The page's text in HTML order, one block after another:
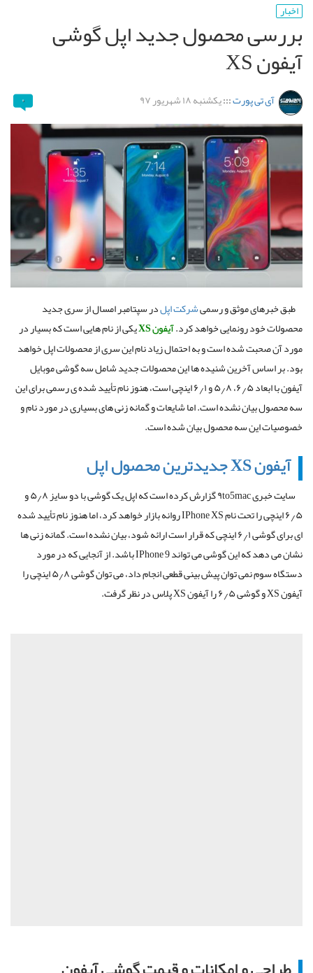
اخبار
بررسی محصول جدید اپل گوشی
آیفون XS
آی تی پورت:::یکشنبه ۱۸ شهریور ۹۷ ۰
طبق خبرهای موثق و رسمیشرکت اپلدر سپتامبر امسال از سری جدید
محصولات خود رونمایی خواهد کرد.آیفون XS
یکی از نام هایی است که بسیار در
مورد آن صحبت شده است و به احتمال زیاد نام این سری از محصولات اپل خواهد
بود. بر اساس آخرین شنیده ها این محصولات جدید شامل سه گوشی موبایل
آیفون با ابعاد ۶٫۵، ۵٫۸ و ۶٫۱ اینچی است، هنوز نام تأیید شده ی رسمی برای این
سه محصول بیان نشده است. اما شایعات و گمانه زنی های بسیاری در مورد نام و
خصوصیات این سه محصول بیان شده است.
آیفون XS جدیدترین محصول اپل
سایت خبری ۹to5mac گزارش کرده است که اپل یک گوشی با دو سایز ۵٫۸ و
۶٫۵ اینچی را تحت نام IPhone XS روانه بازار خواهد کرد، اما هنوز نام تأیید شده
ای برای گوشی ۶٫۱ اینچی که قرار است ارائه شود، بیان نشده است. گمانه زنی ها
نشان می دهد که این گوشی می تواند IPhone 9 باشد. از آنجایی که در مورد
دستگاه سوم نمی توان پیش بینی قطعی انجام داد، می توان گوشی ۵٫۸ اینچی را
آیفون XS و گوشی ۶٫۵ را آیفون XS پلاس در نظر گرفت.